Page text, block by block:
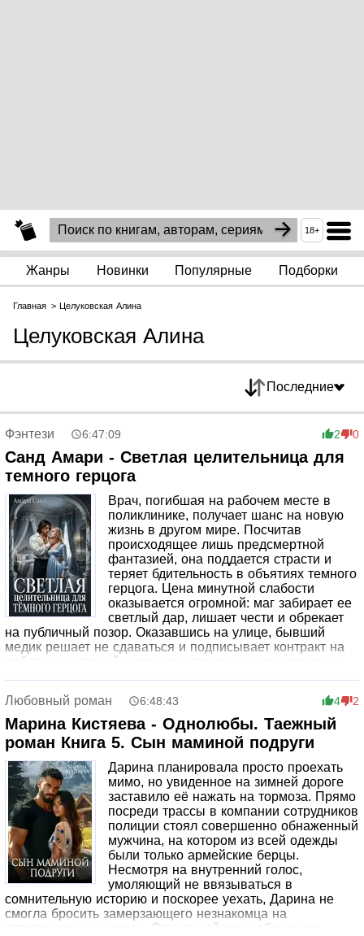
18+
Жанры Новинки Популярные Подборки
Главная Целуковская Алина
Целуковская Алина
Последние
Фэнтези 6:47:09 2 0
Санд Амари - Светлая целительница для
темного герцога
Врач, погибшая на рабочем месте в
поликлинике, получает шанс на новую
жизнь в другом мире. Посчитав
происходящее лишь предсмертной
фантазией, она поддается страсти и
теряет бдительность в объятиях темного
герцога. Цена минутной слабости
оказывается огромной: маг забирает ее
светлый дар, лишает чести и обрекает
на публичный позор. Оказавшись на улице, бывший
медик решает не сдаваться и подписывает контракт на
работу санитаркой в опасном приграничном гарнизоне,
принял тот самый мужчина, который разрушил ее жизнь
и растоптал сердце.
Любовный роман 6:48:43 4 2
Марина Кистяева - Однолюбы. Таежный
роман Книга 5. Сын маминой подруги
Дарина планировала просто проехать
мимо, но увиденное на зимней дороге
заставило её нажать на тормоза. Прямо
посреди трассы в компании сотрудников
полиции стоял совершенно обнаженный
мужчина, на котором из всей одежды
были только армейские берцы.
Несмотря на внутренний голос,
умоляющий не ввязываться в
сомнительную историю и поскорее уехать, Дарина не
смогла бросить замерзающего незнакомца на
пятиградусном морозе. Эта случайная и абсурдная